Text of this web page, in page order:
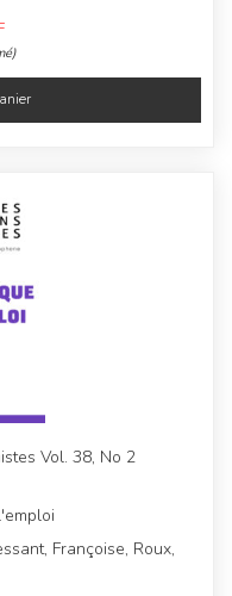
Vol. 38, No 2
Françoise, Roux,